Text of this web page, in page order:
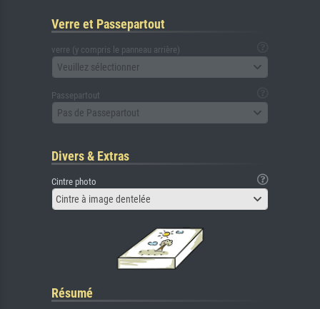
Verre et Passepartout
verre (y compris le panneau arrière)
Veuillez sélectionner
Passepartout
Pas de Passepartout
Divers & Extras
Cintre photo
Cintre à image dentelée
Résumé